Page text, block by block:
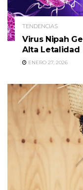
TENDENCIAS
Virus Nipah
Alta Letalidad
ENERO 27, 2026